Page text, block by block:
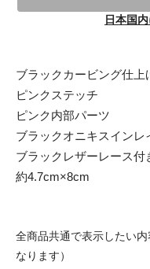
日本国
ブラックカービング仕上
ピンクステッチ
ピンク内部パーツ
ブラックオニキスインレ
ブラックレザーレース付
約4.7cm×8cm
全商品共通で表示したい
なります）